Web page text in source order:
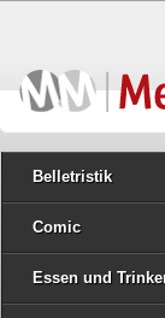
Belletristik
Comic
Essen und